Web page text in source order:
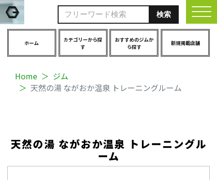
ホーム
カテゴリーから探
す
おすすめのジムか
ら探す
新規掲載店舗
Home
ジム
天然の湯 ながおか温泉 トレーニングルーム
天然の湯 ながおか温泉 トレーニングル
ーム